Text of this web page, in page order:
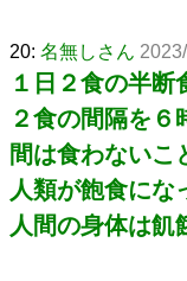
20: 名無しさん
１日２食の半断
２食の間隔を
間は食わないこ
人類が飽食にな
人間の身体は飢